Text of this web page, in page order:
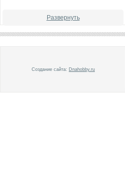
Развернуть
Создание сайта: Dnahobby.ru